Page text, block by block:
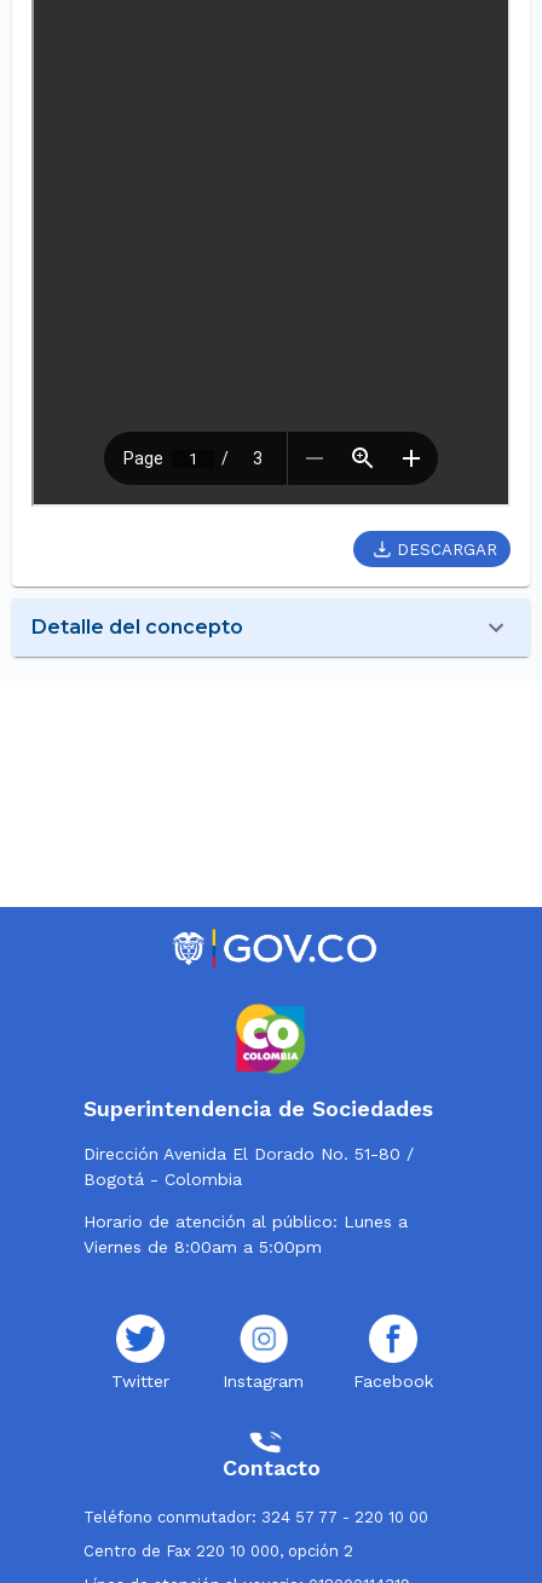
DESCARGAR
Detalle del concepto
Superintendencia de Sociedades
Dirección Avenida El Dorado No. 51-80 /
Bogotá - Colombia
Horario de atención al público: Lunes a
Viernes de 8:00am a 5:00pm
Twitter Instagram Facebook
Contacto
Teléfono conmutador: 324 57 77 - 220 10 00
Centro de Fax 220 10 000, opción 2